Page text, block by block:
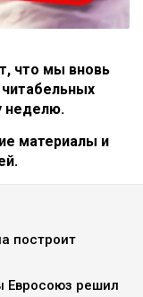
что мы вновь
неделю.
материалы и
построит
Евросоюз решил